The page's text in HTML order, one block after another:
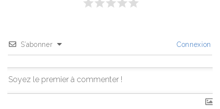
S’abonner Connexion